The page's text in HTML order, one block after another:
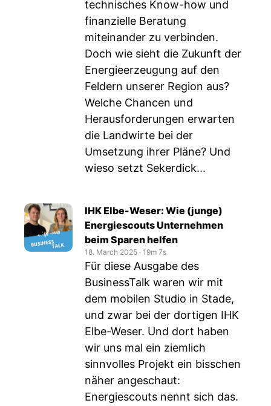
technisches Know-how und
finanzielle Beratung
miteinander zu verbinden.
Doch wie sieht die Zukunft der
Energieerzeugung auf den
Feldern unserer Region aus?
Welche Chancen und
Herausforderungen erwarten
die Landwirte bei der
Umsetzung ihrer Pläne? Und
wieso setzt Sekerdick...
IHK Elbe-Weser: Wie (junge)
Energiescouts Unternehmen
beim Sparen helfen
18. March 2025 ‧ 19m 7s
Für diese Ausgabe des
BusinessTalk waren wir mit
dem mobilen Studio in Stade,
und zwar bei der dortigen IHK
Elbe-Weser. Und dort haben
wir uns mal ein ziemlich
sinnvolles Projekt ein bisschen
näher angeschaut:
Energiescouts nennt sich das.